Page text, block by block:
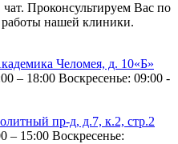
Проконсультируем Вас по
нашей клиники.
Челомея, д. 10«Б»
– 18:00 Воскресенье: 09:00 -
пр-д, д.7, к.2, стр.2
– 15:00 Воскресенье: